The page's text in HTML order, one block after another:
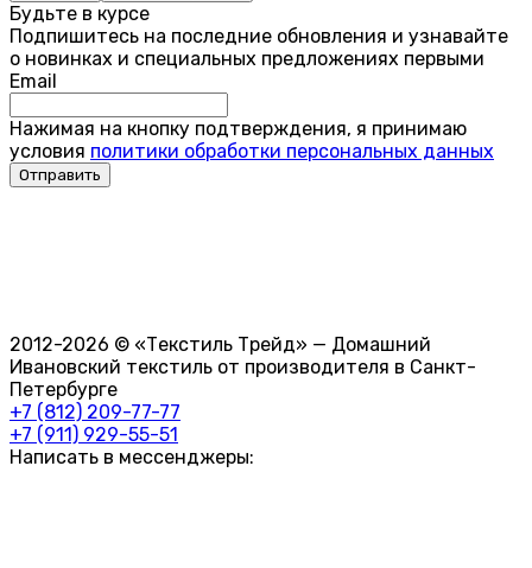
Будьте в курсе
Подпишитесь на последние обновления и узнавайте
о новинках и специальных предложениях первыми
Email
Нажимая на кнопку подтверждения, я принимаю
условия политики обработки персональных данных
2012-2026 © «Текстиль Трейд» — Домашний
Ивановский текстиль от производителя в Санкт-
Петербурге
+7 (812) 209-77-77
+7 (911) 929-55-51
Написать в мессенджеры: